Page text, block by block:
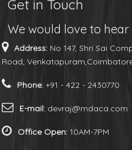
Get in Touch
We would love to
Address: No 147, Shri Sai
Road,
Phone: +91 - 422 - 2430770
E-mail: devraj@mdaca.com
Office Open: 10AM-7PM